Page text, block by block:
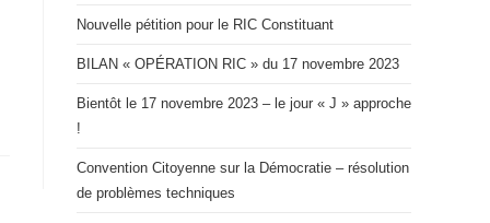
Nouvelle pétition pour le RIC Constituant
BILAN « OPÉRATION RIC » du 17 novembre 2023
Bientôt le 17 novembre 2023 – le jour « J » approche
!
Convention Citoyenne sur la Démocratie – résolution
de problèmes techniques